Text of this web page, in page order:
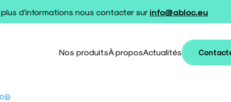
d'informations nous contacter sur info@abloc.eu
Nos produitsÀ proposActualités